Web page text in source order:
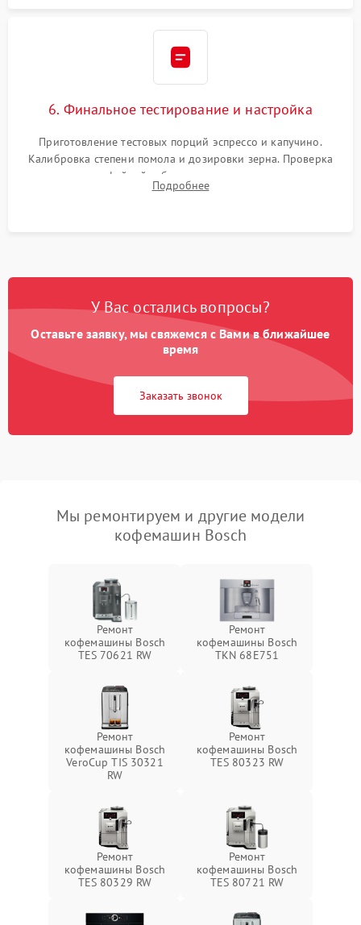
6. Финальное тестирование и настройка
Приготовление тестовых порций эспрессо и капучино.
Калибровка степени помола и дозировки зерна. Проверка
плотности кофейной таблетки, температуры напитка и
качества молочной пены. Контроль отсутствия посторонних
Подробнее
У Вас остались вопросы?
Оставьте заявку, мы свяжемся с Вами в ближайшее
время
Заказать звонок
Мы ремонтируем и другие модели
кофемашин Bosch
Ремонт
кофемашины Bosch
TES 70621 RW
Ремонт
кофемашины Bosch
TKN 68E751
Ремонт
кофемашины Bosch
VeroCup TIS 30321
RW
Ремонт
кофемашины Bosch
TES 80323 RW
Ремонт
кофемашины Bosch
TES 80329 RW
Ремонт
кофемашины Bosch
TES 80721 RW